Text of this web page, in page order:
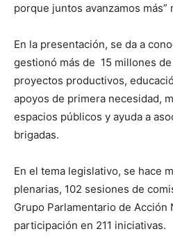
porque juntos avanzamos más”
En la presentación, se da a
gestionó más de 15 millones
proyectos productivos,
apoyos de primera necesidad,
espacios públicos y ayuda a
brigadas.
En el tema legislativo, se hace
plenarias, 102 sesiones de
Grupo Parlamentario de Acción
participación en 211 iniciativas.